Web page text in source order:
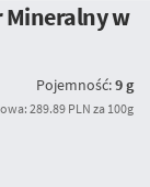
Mineralny w
Pojemność:9 g
289.89 PLN za 100g